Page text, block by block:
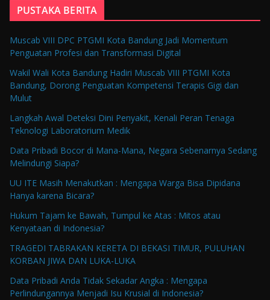
PUSTAKA BERITA
Muscab VIII DPC PTGMI Kota Bandung Jadi Momentum
Penguatan Profesi dan Transformasi Digital
Wakil Wali Kota Bandung Hadiri Muscab VIII PTGMI Kota
Bandung, Dorong Penguatan Kompetensi Terapis Gigi dan
Mulut
Langkah Awal Deteksi Dini Penyakit, Kenali Peran Tenaga
Teknologi Laboratorium Medik
Data Pribadi Bocor di Mana-Mana, Negara Sebenarnya Sedang
Melindungi Siapa?
UU ITE Masih Menakutkan : Mengapa Warga Bisa Dipidana
Hanya karena Bicara?
Hukum Tajam ke Bawah, Tumpul ke Atas : Mitos atau
Kenyataan di Indonesia?
TRAGEDI TABRAKAN KERETA DI BEKASI TIMUR, PULUHAN
KORBAN JIWA DAN LUKA-LUKA
Data Pribadi Anda Tidak Sekadar Angka : Mengapa
Perlindungannya Menjadi Isu Krusial di Indonesia?